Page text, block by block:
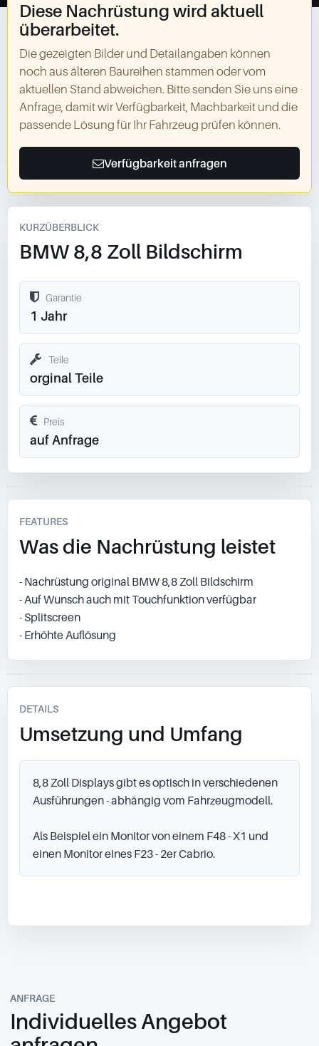
Diese Nachrüstung wird aktuell
überarbeitet.
Die gezeigten Bilder und Detailangaben können
noch aus älteren Baureihen stammen oder vom
aktuellen Stand abweichen. Bitte senden Sie uns eine
Anfrage, damit wir Verfügbarkeit, Machbarkeit und die
passende Lösung für Ihr Fahrzeug prüfen können.
Verfügbarkeit anfragen
KURZÜBERBLICK
BMW 8,8 Zoll Bildschirm
Garantie
1 Jahr
Teile
orginal Teile
Preis
auf Anfrage
FEATURES
Was die Nachrüstung leistet
- Nachrüstung original BMW 8,8 Zoll Bildschirm
- Auf Wunsch auch mit Touchfunktion verfügbar
- Splitscreen
- Erhöhte Auflösung
DETAILS
Umsetzung und Umfang
8,8 Zoll Displays gibt es optisch in verschiedenen
Ausführungen - abhängig vom Fahrzeugmodell.
Als Beispiel ein Monitor von einem F48 - X1 und
einen Monitor eines F23 - 2er Cabrio.
ANFRAGE
Individuelles Angebot